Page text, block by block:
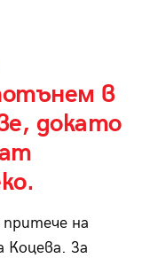
в
докато
на
Коцева. За